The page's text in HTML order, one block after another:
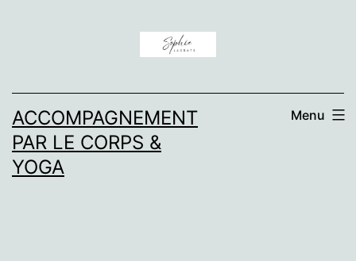
ACCOMPAGNEMENT
PAR LE CORPS &
YOGA
Menu